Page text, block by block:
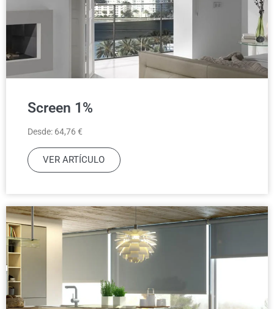
Screen 1%
Desde: 64,76 €
VER ARTÍCULO